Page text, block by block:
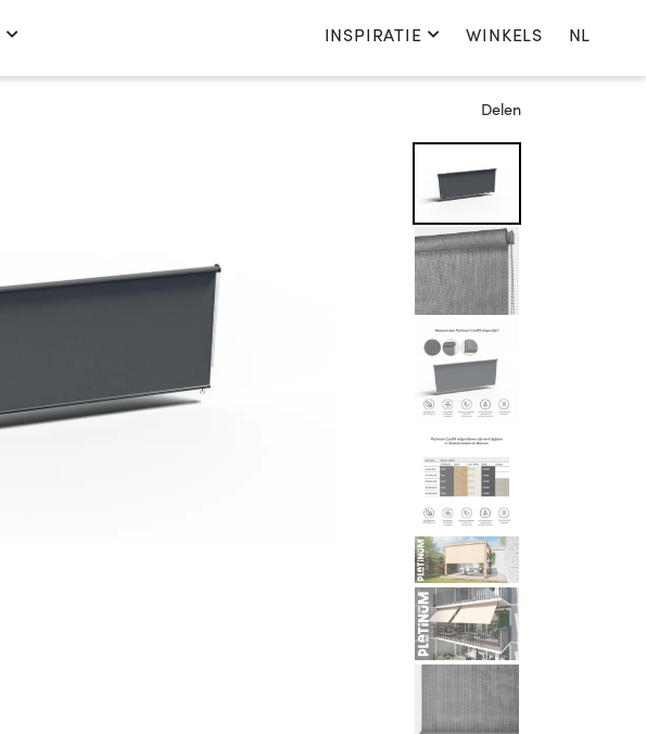
INSPIRATIE WINKELS NL
Nederlands
English
Français
Deutsch
Nederland
Kies je land
Delen